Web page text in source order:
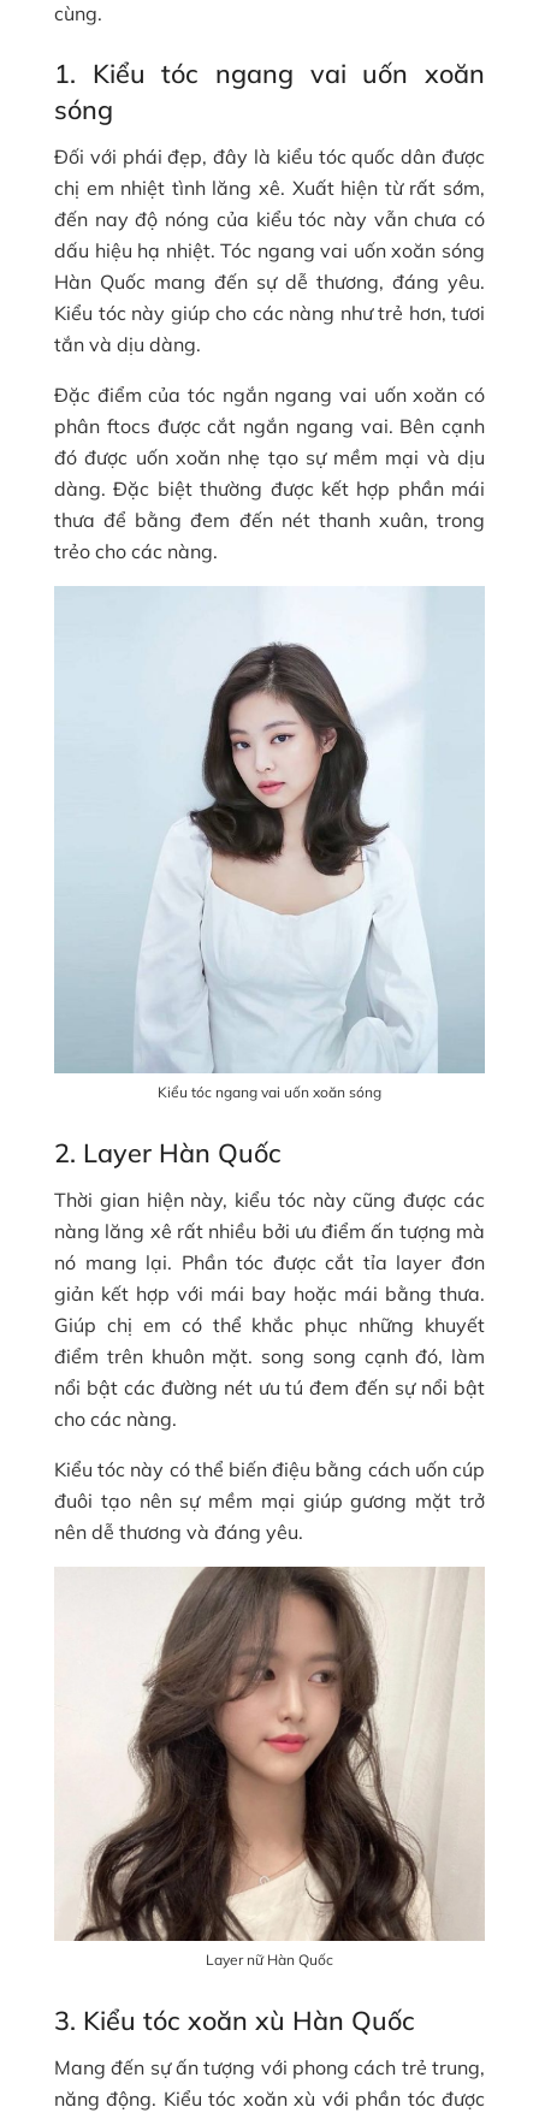
cùng.
1. Kiểu tóc ngang vai uốn xoăn
sóng
Đối với phái đẹp, đây là kiểu tóc quốc dân được
chị em nhiệt tình lăng xê. Xuất hiện từ rất sớm,
đến nay độ nóng của kiểu tóc này vẫn chưa có
dấu hiệu hạ nhiệt. Tóc ngang vai uốn xoăn sóng
Hàn Quốc mang đến sự dễ thương, đáng yêu.
Kiểu tóc này giúp cho các nàng như trẻ hơn, tươi
tắn và dịu dàng.
Đặc điểm của tóc ngắn ngang vai uốn xoăn có
phân ftocs được cắt ngắn ngang vai. Bên cạnh
đó được uốn xoăn nhẹ tạo sự mềm mại và dịu
dàng. Đặc biệt thường được kết hợp phần mái
thưa để bằng đem đến nét thanh xuân, trong
trẻo cho các nàng.
Kiểu tóc ngang vai uốn xoăn sóng
2. Layer Hàn Quốc
Thời gian hiện này, kiểu tóc này cũng được các
nàng lăng xê rất nhiều bởi ưu điểm ấn tượng mà
nó mang lại. Phần tóc được cắt tỉa layer đơn
giản kết hợp với mái bay hoặc mái bằng thưa.
Giúp chị em có thể khắc phục những khuyết
điểm trên khuôn mặt. song song cạnh đó, làm
nổi bật các đường nét ưu tú đem đến sự nổi bật
cho các nàng.
Kiểu tóc này có thể biến điệu bằng cách uốn cúp
đuôi tạo nên sự mềm mại giúp gương mặt trở
nên dễ thương và đáng yêu.
Layer nữ Hàn Quốc
3. Kiểu tóc xoăn xù Hàn Quốc
Mang đến sự ấn tượng với phong cách trẻ trung,
năng động. Kiểu tóc xoăn xù với phần tóc được